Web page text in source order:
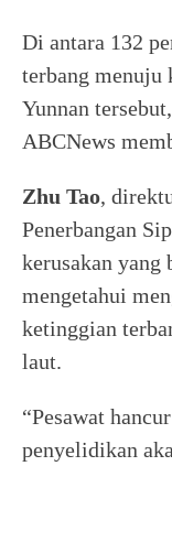
Di antara 132
terbang
Yunnan
ABCNews
Zhu Tao,
Penerbangan
kerusakan yang
mengetahui
ketinggian
laut.
“Pesawat
penyelidikan